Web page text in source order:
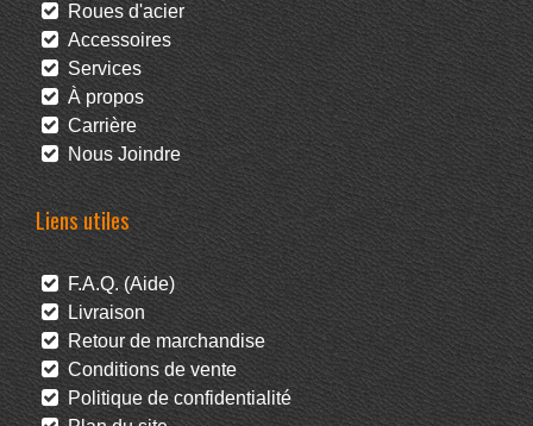
Roues d'acier
Accessoires
Services
À propos
Carrière
Nous Joindre
Liens utiles
F.A.Q. (Aide)
Livraison
Retour de marchandise
Conditions de vente
Politique de confidentialité